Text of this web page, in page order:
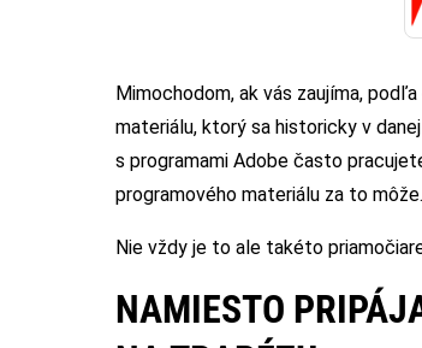
Mimochodom, ak vás zaujíma,
materiálu, ktorý sa historicky v
s programami Adobe často
programového materiálu za to môže.
Nie vždy je to ale takéto
NAMIESTO